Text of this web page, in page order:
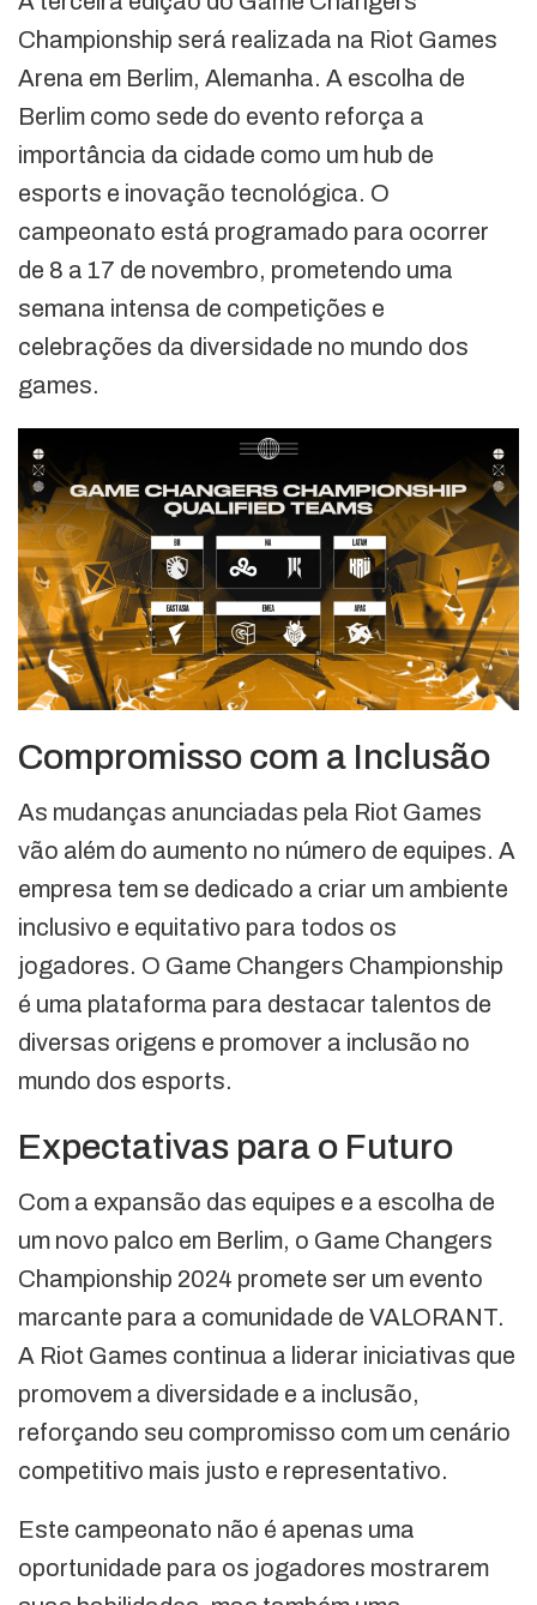
Championship será realizada na Riot Games
Arena em Berlim, Alemanha. A escolha de
Berlim como sede do evento reforça a
importância da cidade como um hub de
esports e inovação tecnológica. O
campeonato está programado para ocorrer
de 8 a 17 de novembro, prometendo uma
semana intensa de competições e
celebrações da diversidade no mundo dos
games.
Compromisso com a Inclusão
As mudanças anunciadas pela Riot Games
vão além do aumento no número de equipes. A
empresa tem se dedicado a criar um ambiente
inclusivo e equitativo para todos os
jogadores. O Game Changers Championship
é uma plataforma para destacar talentos de
diversas origens e promover a inclusão no
mundo dos esports.
Expectativas para o Futuro
Com a expansão das equipes e a escolha de
um novo palco em Berlim, o Game Changers
Championship 2024 promete ser um evento
marcante para a comunidade de VALORANT.
A Riot Games continua a liderar iniciativas que
promovem a diversidade e a inclusão,
reforçando seu compromisso com um cenário
competitivo mais justo e representativo.
Este campeonato não é apenas uma
oportunidade para os jogadores mostrarem